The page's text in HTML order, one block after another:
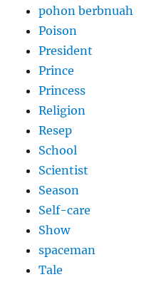
pohon berbnuah
Poison
President
Prince
Princess
Religion
Resep
School
Scientist
Season
Self-care
Show
spaceman
Tale